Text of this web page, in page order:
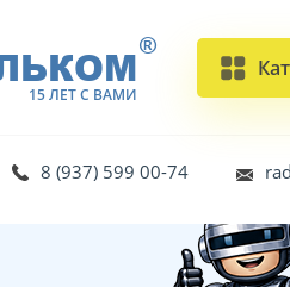
15 ЛЕТ С ВАМИ
®
8 (937) 599 00-74